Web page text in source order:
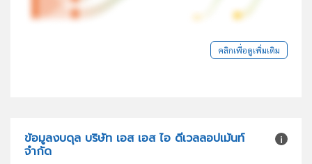
คลิกเพื่อดูเพิ่มเติม
ข้อมูลงบดุล บริษัท เอส เอส ไอ ดีเวลลอปเม้นท์
จำกัด